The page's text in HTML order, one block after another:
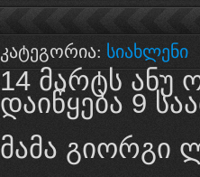
კატეგორია: სიახლენი
‎14 მარტს ანუ
დაიწყება 9
მამა გიორგი